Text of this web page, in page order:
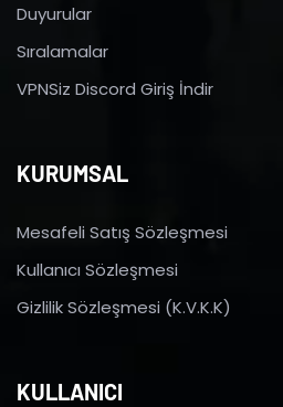
Duyurular
Sıralamalar
VPNSiz Discord Giriş İndir
KURUMSAL
Mesafeli Satış Sözleşmesi
Kullanıcı Sözleşmesi
Gizlilik Sözleşmesi (K.V.K.K)
KULLANICI